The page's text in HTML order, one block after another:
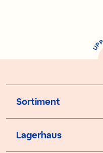
U
P
P
Sortiment
Lagerhaus